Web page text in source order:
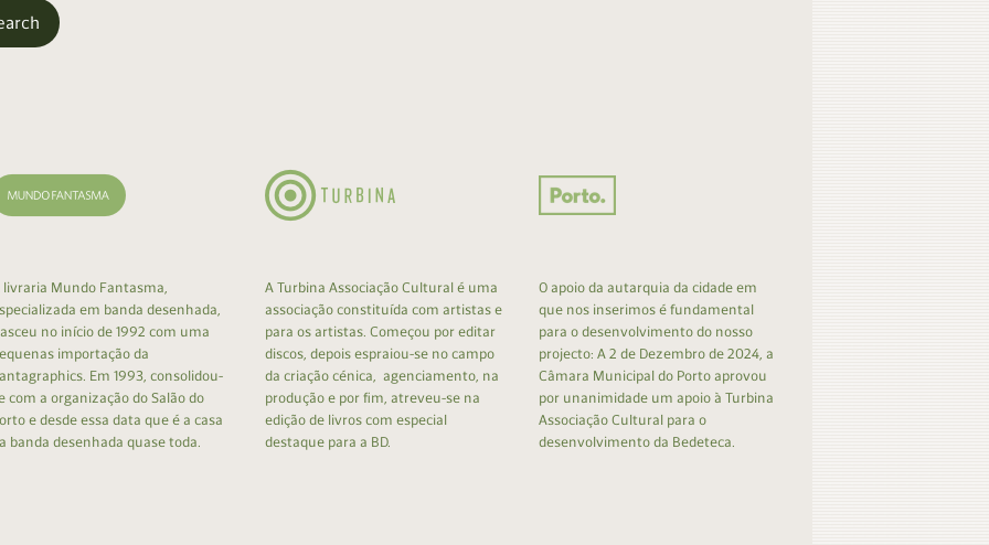
livraria Mundo Fantasma,
em banda desenhada,
no início de 1992 com uma
importação da
Em 1993, consolidou-
com a organização do Salão do
e desde essa data que é a casa
banda desenhada quase toda.
A Turbina Associação Cultural é uma
associação constituída com artistas e
para os artistas. Começou por editar
discos, depois espraiou-se no campo
da criação cénica, agenciamento, na
produção e por fim, atreveu-se na
edição de livros com especial
destaque para a BD.
O apoio da autarquia da cidade em
que nos inserimos é fundamental
para o desenvolvimento do nosso
projecto: A 2 de Dezembro de 2024, a
Câmara Municipal do Porto aprovou
por unanimidade um apoio à Turbina
Associação Cultural para o
desenvolvimento da Bedeteca.